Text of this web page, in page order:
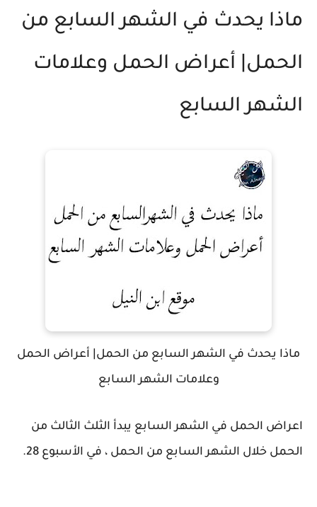
ماذا يحدث في الشهر السابع من
الحمل| أعراض الحمل وعلامات
الشهر السابع
ماذا يحدث في الشهر السابع من الحمل| أعراض الحمل
وعلامات الشهر السابع
اعراض الحمل في الشهر السابع يبدأ الثلث الثالث من
الحمل خلال الشهر السابع من الحمل ، في الأسبوع 28.